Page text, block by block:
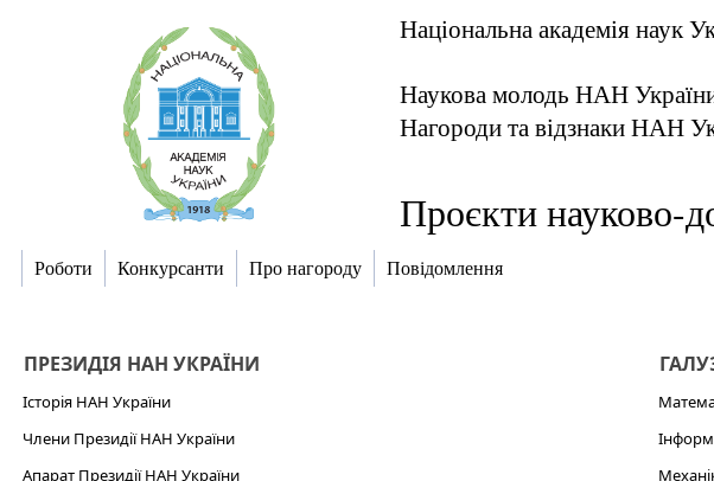
Національна академія наук
Наукова молодь НАН
Нагороди та відзнаки НАН
Проєкти науково-
Роботи Конкурсанти Про нагороду Повідомлення
ПРЕЗИДІЯ НАН УКРАЇНИ
Історія НАН України
Члени Президії НАН України
Апарат Президії НАН України